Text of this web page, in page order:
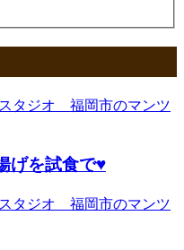
げを試食で♥